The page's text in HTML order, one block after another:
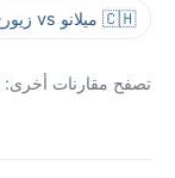
🇨🇭 ميلانو vs زيورخ
تصفح مقارنات أخرى: